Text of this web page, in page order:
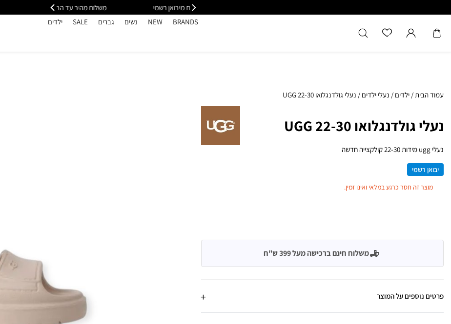
משלוח מהיר עד הבית חינם בקנייה מעל 399
BRANDS
NEW נשים גברים SALE ילדים
עמוד הבית/ ילדים / נעלי ילדים / נעלי גולדנגלואו UGG 22-30
נעלי גולדנגלואו UGG 22-30
נעלי ugg מידות 22-30 קולקצייה חדשה
יבואן רשמי
מוצר זה חסר כרגע במלאי ואינו זמין.
משלוח חינם ברכישה מעל 399 ש"ח
פרטים נוספים על המוצר